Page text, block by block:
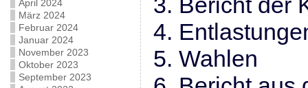
April 2024
März 2024
Februar 2024
Januar 2024
November 2023
Oktober 2023
September 2023
Wahlen